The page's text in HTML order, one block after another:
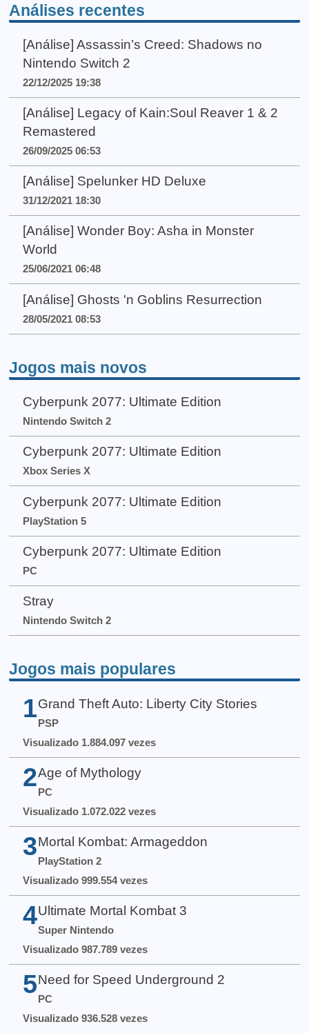
Análises recentes
[Análise] Assassin’s Creed: Shadows no
Nintendo Switch 2
22/12/2025 19:38
[Análise] Legacy of Kain:Soul Reaver 1 & 2
Remastered
26/09/2025 06:53
[Análise] Spelunker HD Deluxe
31/12/2021 18:30
[Análise] Wonder Boy: Asha in Monster
World
25/06/2021 06:48
[Análise] Ghosts 'n Goblins Resurrection
28/05/2021 08:53
Jogos mais novos
Cyberpunk 2077: Ultimate Edition
Nintendo Switch 2
Cyberpunk 2077: Ultimate Edition
Xbox Series X
Cyberpunk 2077: Ultimate Edition
PlayStation 5
Cyberpunk 2077: Ultimate Edition
PC
Stray
Nintendo Switch 2
Jogos mais populares
1 Grand Theft Auto: Liberty City Stories
PSP
Visualizado 1.884.097 vezes
2 Age of Mythology
PC
Visualizado 1.072.022 vezes
3 Mortal Kombat: Armageddon
PlayStation 2
Visualizado 999.554 vezes
4 Ultimate Mortal Kombat 3
Super Nintendo
Visualizado 987.789 vezes
5 Need for Speed Underground 2
PC
Visualizado 936.528 vezes